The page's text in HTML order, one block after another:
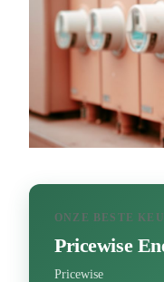
ONZE BESTE
Pricewise
Pricewise